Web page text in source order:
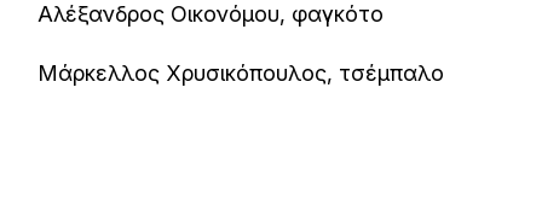
Αλέξανδρος Οικονόμου, φαγκότο
Μάρκελλος Χρυσικόπουλος, τσέμπαλο